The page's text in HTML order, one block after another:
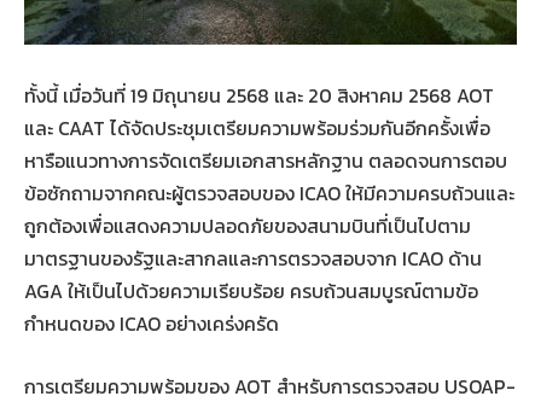
ทั้งนี้ เมื่อวันที่ 19 มิถุนายน 2568 และ 20 สิงหาคม 2568 AOT
และ CAAT ได้จัดประชุมเตรียมความพร้อมร่วมกันอีกครั้งเพื่อ
หารือแนวทางการจัดเตรียมเอกสารหลักฐาน ตลอดจนการตอบ
ข้อซักถามจากคณะผู้ตรวจสอบของ ICAO ให้มีความครบถ้วนและ
ถูกต้องเพื่อแสดงความปลอดภัยของสนามบินที่เป็นไปตาม
มาตรฐานของรัฐและสากลและการตรวจสอบจาก ICAO ด้าน
AGA ให้เป็นไปด้วยความเรียบร้อย ครบถ้วนสมบูรณ์ตามข้อ
กำหนดของ ICAO อย่างเคร่งครัด
การเตรียมความพร้อมของ AOT สำหรับการตรวจสอบ USOAP-